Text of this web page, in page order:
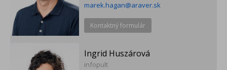
marek.hagan@araver.sk
Kontaktný formulár
Ingrid Huszárová
infopult